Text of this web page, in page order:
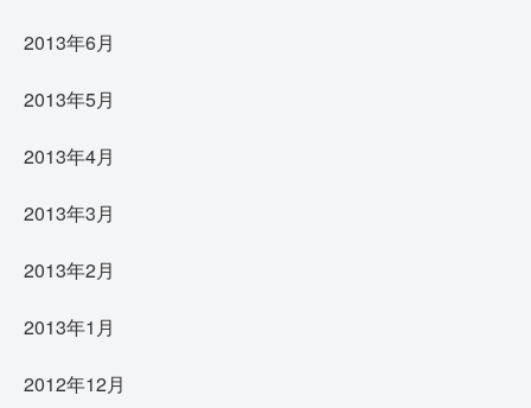
2013年6月
2013年5月
2013年4月
2013年3月
2013年2月
2013年1月
2012年12月